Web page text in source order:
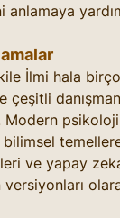
anlamaya
İlmi hala
çeşitli
Modern
ve yapay